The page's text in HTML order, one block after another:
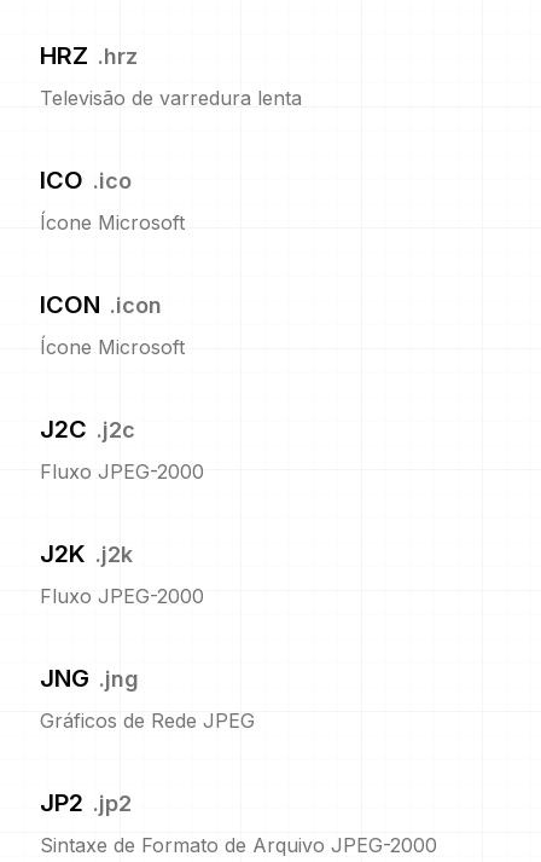
HRZ .hrz
Televisão de varredura lenta
ICO .ico
Ícone Microsoft
ICON .icon
Ícone Microsoft
J2C .j2c
Fluxo JPEG-2000
J2K .j2k
Fluxo JPEG-2000
JNG .jng
Gráficos de Rede JPEG
JP2 .jp2
Sintaxe de Formato de Arquivo JPEG-2000